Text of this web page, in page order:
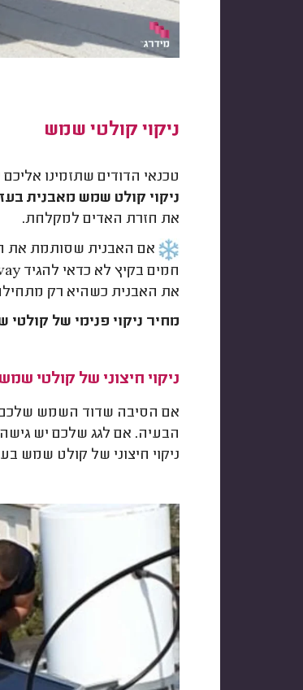
ניקוי קולטי שמש
טכנאי הדודים שתזמינו
ניקוי קולט שמש מאבנית
את חזרת האדים למקלחת.
אם האבנית שסותמת את
חמים בקיץ לא כדאי להגיד
את האבנית כשהיא רק מתחילה להצטבר
מחיר ניקוי פנימי של קולטי שמש הוא 350-
ניקוי חיצוני של קולטי שמש
אם הסיבה שדוד השמש שלכם
הבעיה. אם לגג שלכם יש
ניקוי חיצוני של קולט שמש בעזרת טכנאי דודים